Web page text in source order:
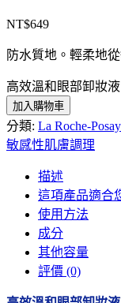
NT$649
防水質地。輕柔地
高效溫和眼部卸妝
加入購物車
分類: La Roche-
敏感性肌膚調理
描述
這項產品適合
使用方法
成分
其他容量
評價 (0)